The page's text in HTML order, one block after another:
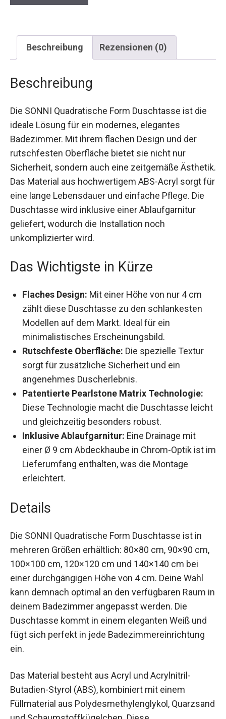
Beschreibung Rezensionen (0)
Beschreibung
Die SONNI Quadratische Form Duschtasse ist die
ideale Lösung für ein modernes, elegantes
Badezimmer. Mit ihrem flachen Design und der
rutschfesten Oberfläche bietet sie nicht nur
Sicherheit, sondern auch eine zeitgemäße Ästhetik.
Das Material aus hochwertigem ABS-Acryl sorgt für
eine lange Lebensdauer und einfache Pflege. Die
Duschtasse wird inklusive einer Ablaufgarnitur
geliefert, wodurch die Installation noch
unkomplizierter wird.
Das Wichtigste in Kürze
Flaches Design: Mit einer Höhe von nur 4 cm
zählt diese Duschtasse zu den schlankesten
Modellen auf dem Markt. Ideal für ein
minimalistisches Erscheinungsbild.
Rutschfeste Oberfläche: Die spezielle Textur
sorgt für zusätzliche Sicherheit und ein
angenehmes Duscherlebnis.
Patentierte Pearlstone Matrix Technologie:
Diese Technologie macht die Duschtasse leicht
und gleichzeitig besonders robust.
Inklusive Ablaufgarnitur: Eine Drainage mit
einer Ø 9 cm Abdeckhaube in Chrom-Optik ist im
Lieferumfang enthalten, was die Montage
erleichtert.
Details
Die SONNI Quadratische Form Duschtasse ist in
mehreren Größen erhältlich: 80×80 cm, 90×90 cm,
100×100 cm, 120×120 cm und 140×140 cm bei
einer durchgängigen Höhe von 4 cm. Deine Wahl
kann demnach optimal an den verfügbaren Raum in
deinem Badezimmer angepasst werden. Die
Duschtasse kommt in einem eleganten Weiß und
fügt sich perfekt in jede Badezimmereinrichtung
ein.
Das Material besteht aus Acryl und Acrylnitril-
Butadien-Styrol (ABS), kombiniert mit einem
Füllmaterial aus Polydesmethylenglykol, Quarzsand